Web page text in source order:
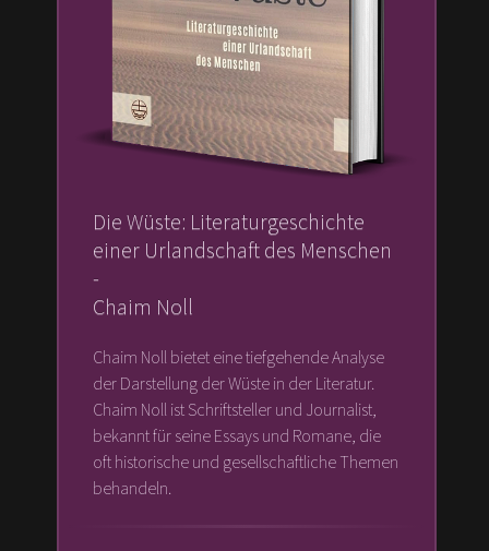
Die Wüste: Literaturgeschichte
einer Urlandschaft des Menschen
-
Chaim Noll
Chaim Noll bietet eine tiefgehende Analyse
der Darstellung der Wüste in der Literatur.
Chaim Noll ist Schriftsteller und Journalist,
bekannt für seine Essays und Romane, die
oft historische und gesellschaftliche Themen
behandeln.